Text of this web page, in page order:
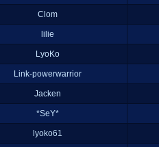
Clom
lilie
LyoKo
Link-powerwarrior
Jacken
*SeY*
lyoko61